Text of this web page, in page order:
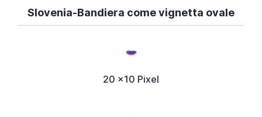
Slovenia-Bandiera come vignetta ovale
20 x10 Pixel